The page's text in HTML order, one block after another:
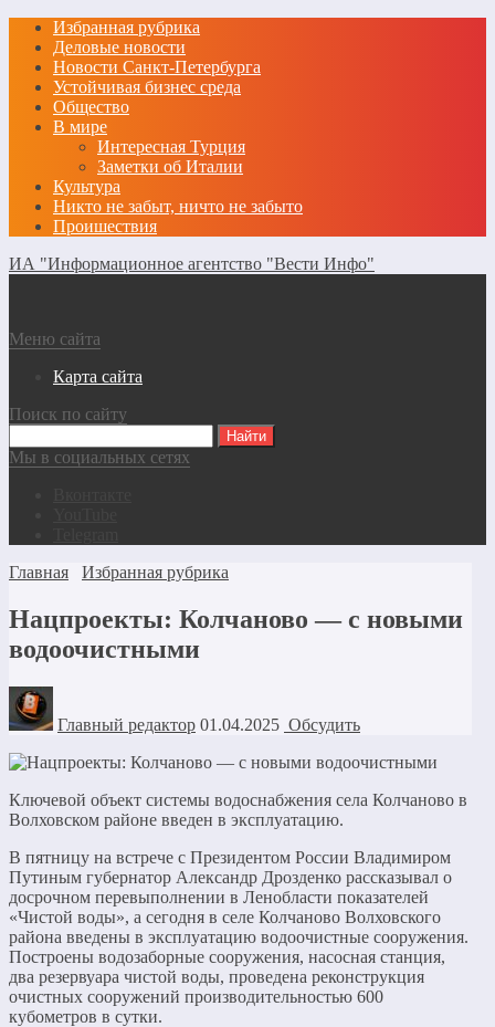
Избранная рубрика
Деловые новости
Новости Санкт-Петербурга
Устойчивая бизнес среда
Общество
В мире
Интересная Турция
Заметки об Италии
Культура
Никто не забыт, ничто не забыто
Проишествия
ИА "Информационное агентство "Вести Инфо"
Меню сайта
Карта сайта
Поиск по сайту
Мы в социальных сетях
Главная
Избранная рубрика
Нацпроекты: Колчаново — с новыми
водоочистными
Главный редактор 01.04.2025 Обсудить
Ключевой объект системы водоснабжения села Колчаново в
Волховском районе введен в эксплуатацию.
В пятницу на встрече с Президентом России Владимиром
Путиным губернатор Александр Дрозденко рассказывал о
досрочном перевыполнении в Ленобласти показателей
«Чистой воды», а сегодня в селе Колчаново Волховского
района введены в эксплуатацию водоочистные сооружения.
Построены водозаборные сооружения, насосная станция,
два резервуара чистой воды, проведена реконструкция
очистных сооружений производительностью 600
кубометров в сутки.